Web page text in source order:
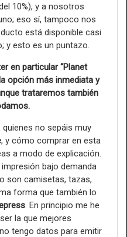
10%), y a nosotros
eso sí, tampoco nos
está disponible casi
y esto es un puntazo.
en particular “Planet
opción más inmediata y
trataremos también
quienes no sepáis muy
, y cómo comprar en esta
a modo de explicación.
bajo demanda
son camisetas, tazas,
forma que también lo
. En principio me he
la que mejores
tengo datos para emitir